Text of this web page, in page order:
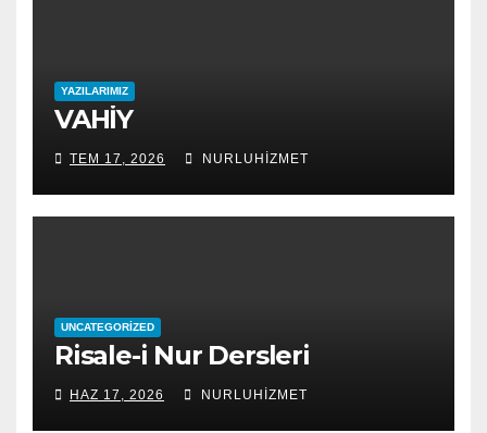
YAZILARIMIZ
VAHİY
TEM 17, 2026 NURLUHIZMET
UNCATEGORIZED
Risale-i Nur Dersleri
HAZ 17, 2026 NURLUHIZMET